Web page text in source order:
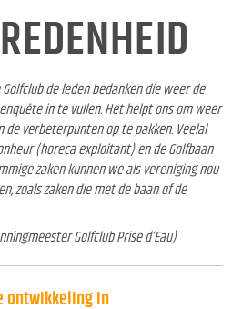
de leden bedanken die weer de
in te vullen. Het helpt ons om weer
de verbeterpunten op te pakken. Veelal
(horeca exploitant) en de Golfbaan
zaken kunnen we als vereniging nou
zoals zaken die met de baan of de
Golfclub Prise d’Eau)
ontwikkeling in